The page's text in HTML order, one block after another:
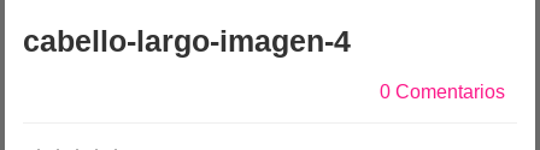
cabello-largo-imagen-4
0 Comentarios